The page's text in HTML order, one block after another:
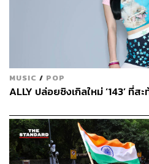
อย่างไรก็ตาม ภาคธุรกิจยังต้อง
อนาคต โดยเฉพาะการก้าวเข้าสู่
การขาดแคลนแรงงานจากการ
รุ่นใหม่ โจทย์ใหญ่ของการตลาด
จัดการให้ลูกค้าที่มีจำนวนจำกัด
ถึงการพึ่งพาภาคการท่องเที่ยวเ
สามารถติดตาม THE
ผ่านแอปพลิเคชันต่างๆ ที่คุณสะ
MUSIC / POP
ALLY ปล่อยซิงเกิลใหม่ ‘143’ ที่